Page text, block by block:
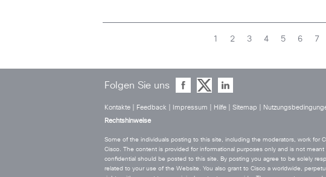
1 2 3 4 5 6 7
Folgen Sie uns
Kontakte| Feedback Impressum Hilfe| Sitemap
Rechtshinweise
Some of the individuals posting to this site, including the moderators, work for
Cisco. The content is provided for informational purposes only and is not
confidential should be posted to this site. By posting you agree to be solely
related to your use of the Website. You also grant to Cisco a worldwide,